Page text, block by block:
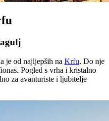
je od najljepših na Krfu. Do nje
Pogled s vrha i kristalno
za avanturiste i ljubitelje